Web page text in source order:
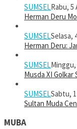
SUMSELRabu, 5
Herman Deru
SUMSELSelasa,
Herman Deru:
SUMSEL
Musda XI
SUMSELSabtu,
Sultan Muda
MUBA